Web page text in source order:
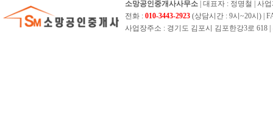
소망공인중개사사무소 | 대표자 : 정명철 | 사
전화 : 010-3443-2923 (상담시간 : 9시~20시) |
사업장주소 : 경기도 김포시 김포한강3로 618 |